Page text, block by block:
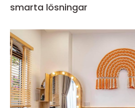
smarta lösningar